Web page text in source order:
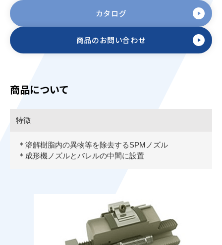
カタログ
商品のお問い合わせ
商品について
特徴
＊溶解樹脂内の異物等を除去するSPMノズル
＊成形機ノズルとバレルの中間に設置